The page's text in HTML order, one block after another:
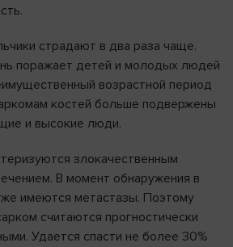
страдают в два раза чаще.
поражает детей и молодых людей
возрастной период
костей больше подвержены
и высокие люди.
злокачественным
В момент обнаружения в
имеются метастазы. Поэтому
считаются прогностически
Удается спасти не более 30%